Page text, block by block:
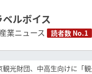
ベルボイス
業ニュース 読者数 No.1
観光財団、中高生向けに「